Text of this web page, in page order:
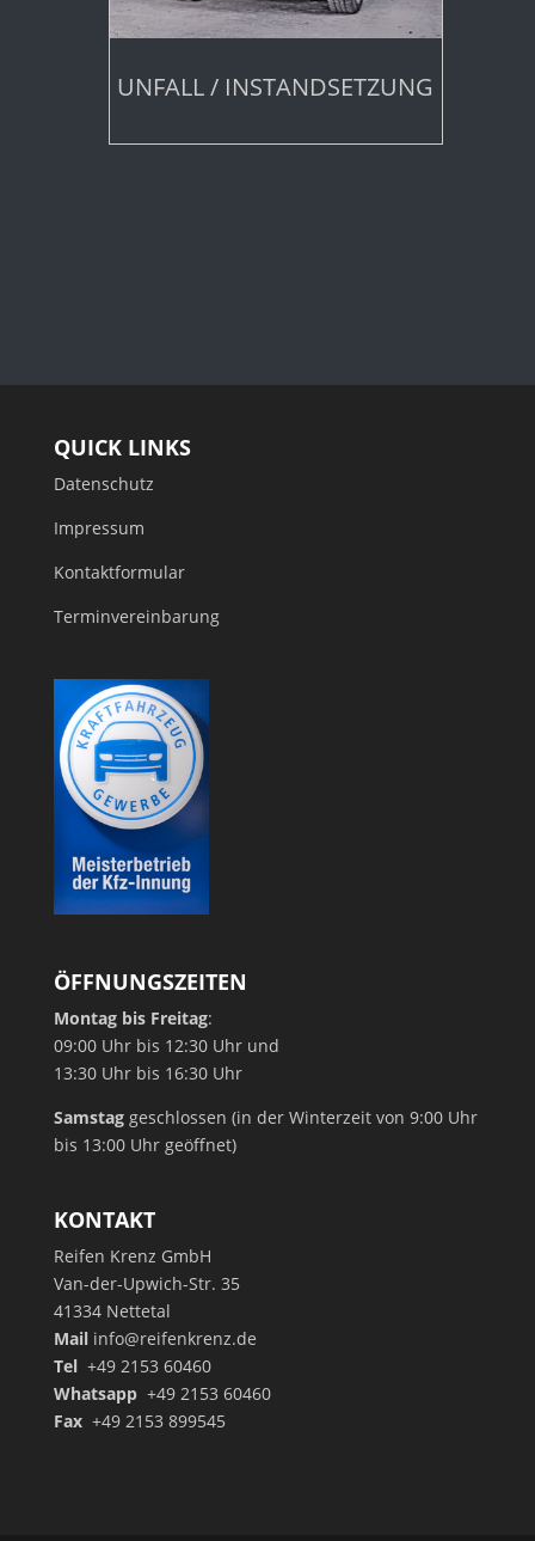
UNFALL / INSTANDSETZUNG
QUICK LINKS
Datenschutz
Impressum
Kontaktformular
Terminvereinbarung
ÖFFNUNGSZEITEN
Montag bis Freitag:
09:00 Uhr bis 12:30 Uhr und
13:30 Uhr bis 16:30 Uhr
Samstaggeschlossen (in der Winterzeit von 9:00 Uhr
bis 13:00 Uhr geöffnet)
KONTAKT
Reifen Krenz GmbH
Van-der-Upwich-Str. 35
41334 Nettetal
Mailinfo@reifenkrenz.de
Tel+49 2153 60460
Whatsapp +49 2153 60460
Fax+49 2153 899545